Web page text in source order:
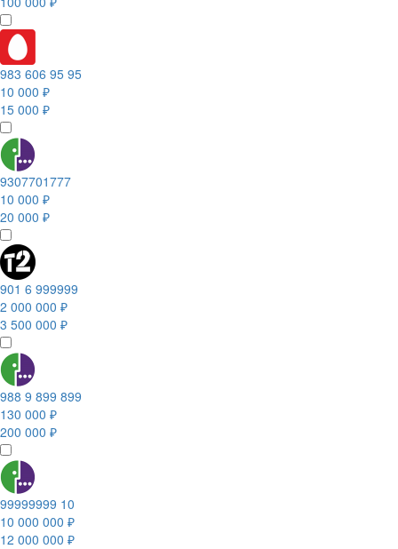
983 606 95 95
10 000 ₽
15 000 ₽
9307701777
10 000 ₽
20 000 ₽
901 6 999999
2 000 000 ₽
3 500 000 ₽
988 9 899 899
130 000 ₽
200 000 ₽
99999999 10
10 000 000 ₽
12 000 000 ₽